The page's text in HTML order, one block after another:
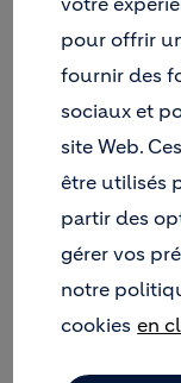
RÉGION
16
PRÊT À
LA
Cet
cadence de
pour offrir
fournir des
sociaux et
site Web.
être utilisés
partir des
gérer vos
notre
cookies en